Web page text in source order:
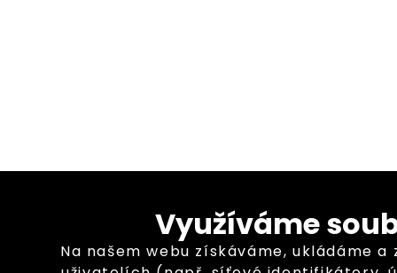
Využíváme
Na našem webu získáváme, ukládáme